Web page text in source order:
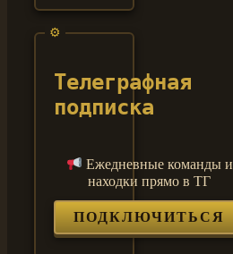
Телеграфная
подписка
Ежедневные команды и
находки прямо в ТГ
ПОДКЛЮЧИТЬСЯ